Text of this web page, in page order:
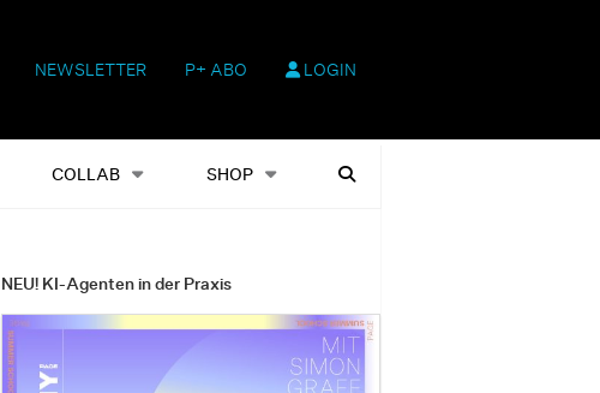
NEWSLETTER P+ ABO LOGIN
COLLAB SHOP
Shop Heftausgaben Suchen
NEU! KI-Agenten in der Praxis